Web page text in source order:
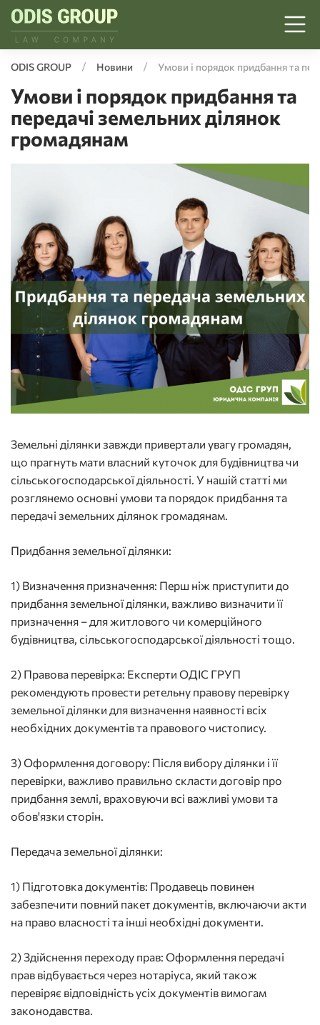
ODIS GROUP Новини Умови і порядок придбання та
Умови і порядок придбання та
передачі земельних ділянок
громадянам
Земельні ділянки завжди привертали увагу громадян,
що прагнуть мати власний куточок для будівництва чи
сільськогосподарської діяльності. У нашій статті ми
розглянемо основні умови та порядок придбання та
передачі земельних ділянок громадянам.
Придбання земельної ділянки:
1) Визначення призначення: Перш ніж приступити до
придбання земельної ділянки, важливо визначити її
призначення – для житлового чи комерційного
будівництва, сільськогосподарської діяльності тощо.
2) Правова перевірка: Експерти ОДІС ГРУП
рекомендують провести ретельну правову перевірку
земельної ділянки для визначення наявності всіх
необхідних документів та правового чистопису.
3) Оформлення договору: Після вибору ділянки і її
перевірки, важливо правильно скласти договір про
придбання землі, враховуючи всі важливі умови та
обов'язки сторін.
Передача земельної ділянки:
1) Підготовка документів: Продавець повинен
забезпечити повний пакет документів, включаючи акти
на право власності та інші необхідні документи.
2) Здійснення переходу прав: Оформлення передачі
прав відбувається через нотаріуса, який також
перевіряє відповідність усіх документів вимогам
законодавства.